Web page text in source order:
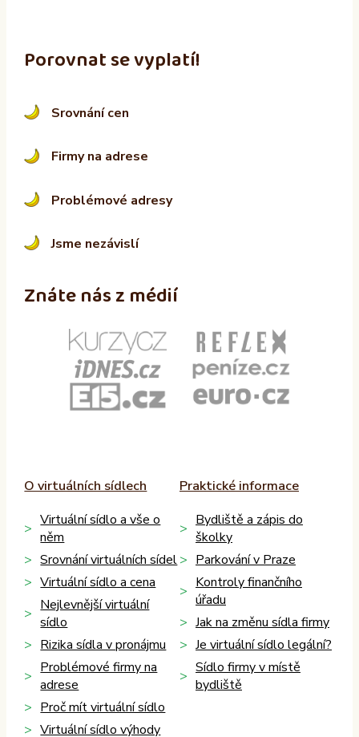
Porovnat se vyplatí!
Srovnání cen
Firmy na adrese
Problémové adresy
Jsme nezávislí
Znáte nás z médií
O virtuálních sídlech
Virtuální sídlo a vše o
něm
Srovnání virtuálních sídel
Virtuální sídlo a cena
Nejlevnější virtuální
sídlo
Rizika sídla v pronájmu
Problémové firmy na
adrese
Proč mít virtuální sídlo
Virtuální sídlo výhody
Praktické informace
Bydliště a zápis do
školky
Parkování v Praze
Kontroly finančního
úřadu
Jak na změnu sídla firmy
Je virtuální sídlo legální?
Sídlo firmy v místě
bydliště